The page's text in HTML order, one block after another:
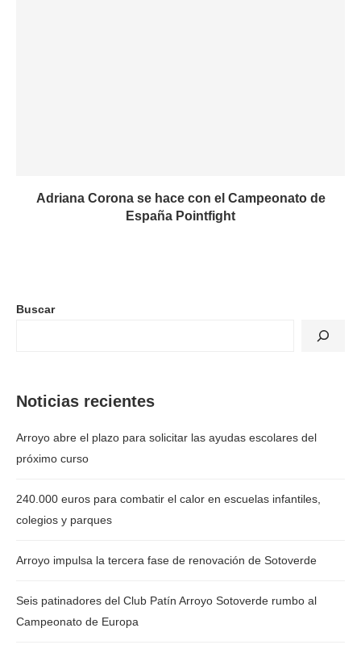
Adriana Corona se hace con el Campeonato de
España Pointfight
Buscar
Noticias recientes
Arroyo abre el plazo para solicitar las ayudas escolares del
próximo curso
240.000 euros para combatir el calor en escuelas infantiles,
colegios y parques
Arroyo impulsa la tercera fase de renovación de Sotoverde
Seis patinadores del Club Patín Arroyo Sotoverde rumbo al
Campeonato de Europa